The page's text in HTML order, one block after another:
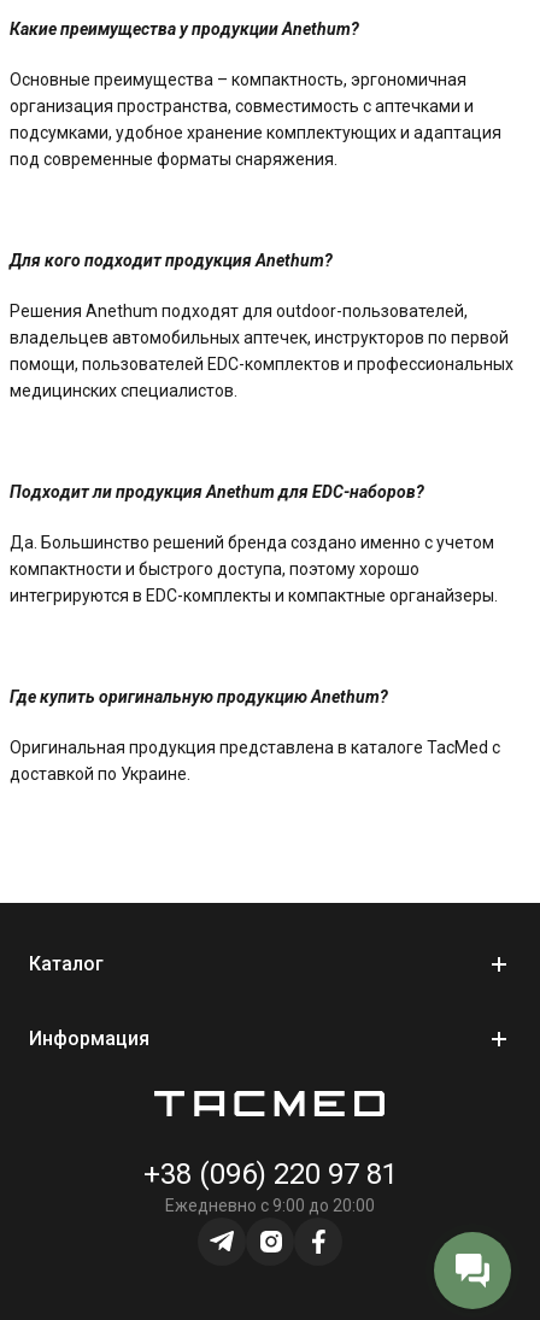
Какие преимущества у продукции Anethum?
Основные преимущества – компактность, эргономичная
организация пространства, совместимость с аптечками и
подсумками, удобное хранение комплектующих и адаптация
под современные форматы снаряжения.
Для кого подходит продукция Anethum?
Решения Anethum подходят для outdoor-пользователей,
владельцев автомобильных аптечек, инструкторов по первой
помощи, пользователей EDC-комплектов и профессиональных
медицинских специалистов.
Подходит ли продукция Anethum для EDC-наборов?
Да. Большинство решений бренда создано именно с учетом
компактности и быстрого доступа, поэтому хорошо
интегрируются в EDC-комплекты и компактные органайзеры.
Где купить оригинальную продукцию Anethum?
Оригинальная продукция представлена в каталоге TacMed с
доставкой по Украине.
Каталог
Информация
+38 (096) 220 97 81
Ежедневно с 9:00 до 20:00